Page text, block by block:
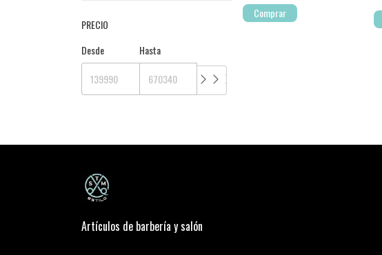
PRECIO
Desde
Hasta
Comprar
Artículos de barbería y salón